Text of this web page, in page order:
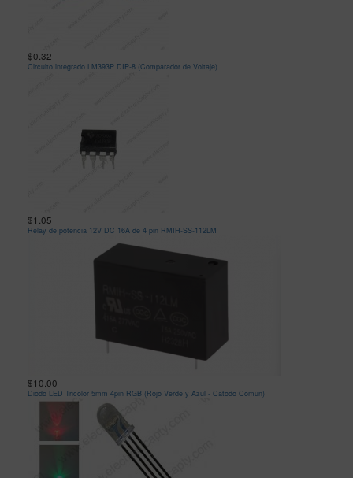
$0.32
Circuito integrado LM393P DIP-8 (Comparador de Voltaje)
$1.05
Relay de potencia 12V DC 16A de 4 pin RMIH-SS-112LM
$10.00
Diodo LED Tricolor 5mm 4pin RGB (Rojo Verde y Azul - Catodo Comun)